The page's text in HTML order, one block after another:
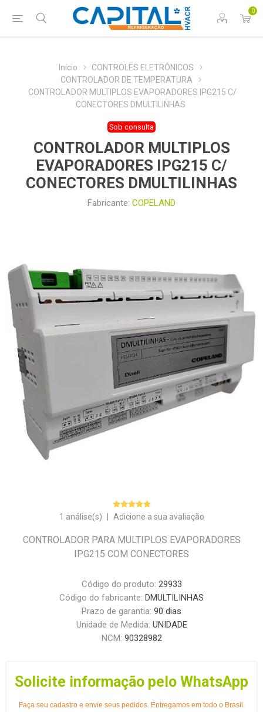
0
Início
CONTROLES ELETRÔNICOS
CONTROLADOR DE TEMPERATURA
CONTROLADOR MULTIPLOS EVAPORADORES IPG215 C/
CONECTORES DMULTILINHAS
Sob consulta
CONTROLADOR MULTIPLOS
EVAPORADORES IPG215 C/
CONECTORES DMULTILINHAS
Fabricante: COPELAND
1 análise(s) Adicione a sua avaliação
CONTROLADOR PARA MULTIPLOS EVAPORADORES
IPG215 COM CONECTORES
Código do produto: 29933
Código do fabricante: DMULTILINHAS
Prazo de garantia: 90 dias
Unidade de Medida: UNIDADE
NCM: 90328982
Solicite informação pelo WhatsApp
Faça seu cadastro e envie seus pedidos. Entregamos em todo o Brasil.